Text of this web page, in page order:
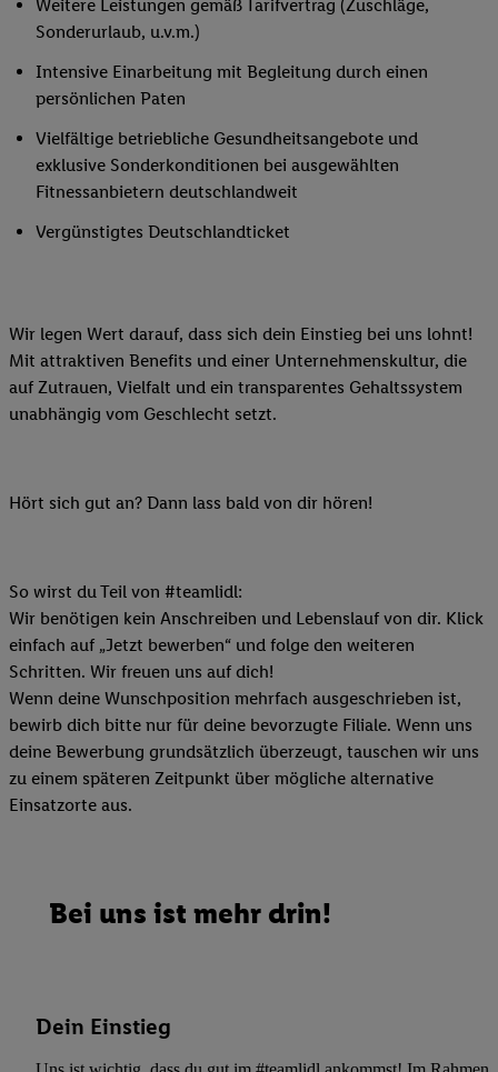
Weitere Leistungen gemäß Tarifvertrag (Zuschläge,
Sonderurlaub, u.v.m.)
Intensive Einarbeitung mit Begleitung durch einen
persönlichen Paten
Vielfältige betriebliche Gesundheitsangebote und
exklusive Sonderkonditionen bei ausgewählten
Fitnessanbietern deutschlandweit
Vergünstigtes Deutschlandticket
Wir legen Wert darauf, dass sich dein Einstieg bei uns lohnt!
Mit attraktiven Benefits und einer Unternehmenskultur, die
auf Zutrauen, Vielfalt und ein transparentes Gehaltssystem
unabhängig vom Geschlecht setzt.
Hört sich gut an? Dann lass bald von dir hören!
So wirst du Teil von #teamlidl:
Wir benötigen kein Anschreiben und Lebenslauf von dir. Klick
einfach auf „Jetzt bewerben“ und folge den weiteren
Schritten. Wir freuen uns auf dich!
Wenn deine Wunschposition mehrfach ausgeschrieben ist,
bewirb dich bitte nur für deine bevorzugte Filiale. Wenn uns
deine Bewerbung grundsätzlich überzeugt, tauschen wir uns
zu einem späteren Zeitpunkt über mögliche alternative
Einsatzorte aus.
Bei uns ist mehr drin!
Dein Einstieg